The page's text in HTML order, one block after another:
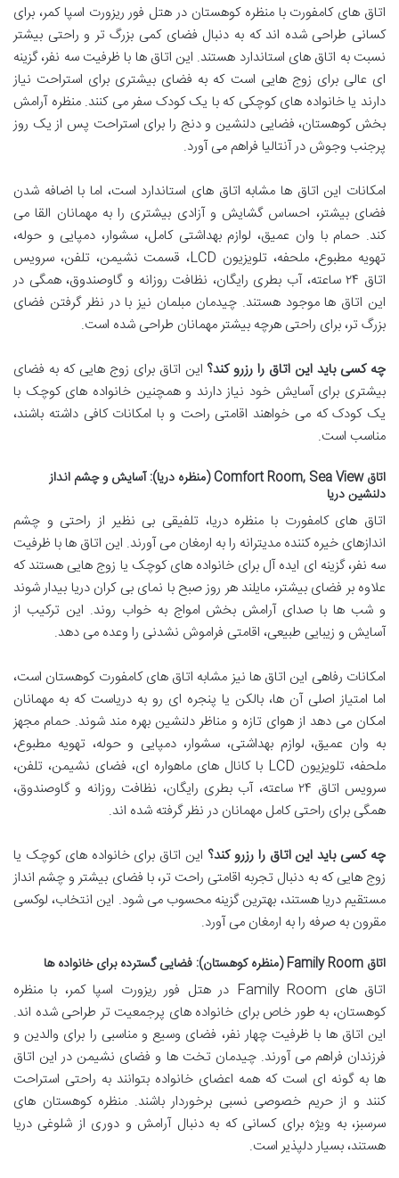
اتاق های کامفورت با منظره کوهستان در هتل فور ریزورت اسپا کمر، برای
کسانی طراحی شده اند که به دنبال فضای کمی بزرگ تر و راحتی بیشتر
نسبت به اتاق های استاندارد هستند. این اتاق ها با ظرفیت سه نفر، گزینه
ای عالی برای زوج هایی است که به فضای بیشتری برای استراحت نیاز
دارند یا خانواده های کوچکی که با یک کودک سفر می کنند. منظره آرامش
بخش کوهستان، فضایی دلنشین و دنج را برای استراحت پس از یک روز
پرجنب وجوش در آنتالیا فراهم می آورد.
امکانات این اتاق ها مشابه اتاق های استاندارد است، اما با اضافه شدن
فضای بیشتر، احساس گشایش و آزادی بیشتری را به مهمانان القا می
کند. حمام با وان عمیق، لوازم بهداشتی کامل، سشوار، دمپایی و حوله،
تهویه مطبوع، ملحفه، تلویزیون LCD، قسمت نشیمن، تلفن، سرویس
اتاق ۲۴ ساعته، آب بطری رایگان، نظافت روزانه و گاوصندوق، همگی در
این اتاق ها موجود هستند. چیدمان مبلمان نیز با در نظر گرفتن فضای
بزرگ تر، برای راحتی هرچه بیشتر مهمانان طراحی شده است.
چه کسی باید این اتاق را رزرو کند؟ این اتاق برای زوج هایی که به فضای
بیشتری برای آسایش خود نیاز دارند و همچنین خانواده های کوچک با
یک کودک که می خواهند اقامتی راحت و با امکانات کافی داشته باشند،
مناسب است.
اتاق Comfort Room, Sea View (منظره دریا): آسایش و چشم انداز
دلنشین دریا
اتاق های کامفورت با منظره دریا، تلفیقی بی نظیر از راحتی و چشم
اندازهای خیره کننده مدیترانه را به ارمغان می آورند. این اتاق ها با ظرفیت
سه نفر، گزینه ای ایده آل برای خانواده های کوچک یا زوج هایی هستند که
علاوه بر فضای بیشتر، مایلند هر روز صبح با نمای بی کران دریا بیدار شوند
و شب ها با صدای آرامش بخش امواج به خواب روند. این ترکیب از
آسایش و زیبایی طبیعی، اقامتی فراموش نشدنی را وعده می دهد.
امکانات رفاهی این اتاق ها نیز مشابه اتاق های کامفورت کوهستان است،
اما امتیاز اصلی آن ها، بالکن یا پنجره ای رو به دریاست که به مهمانان
امکان می دهد از هوای تازه و مناظر دلنشین بهره مند شوند. حمام مجهز
به وان عمیق، لوازم بهداشتی، سشوار، دمپایی و حوله، تهویه مطبوع،
ملحفه، تلویزیون LCD با کانال های ماهواره ای، فضای نشیمن، تلفن،
سرویس اتاق ۲۴ ساعته، آب بطری رایگان، نظافت روزانه و گاوصندوق،
همگی برای راحتی کامل مهمانان در نظر گرفته شده اند.
چه کسی باید این اتاق را رزرو کند؟ این اتاق برای خانواده های کوچک یا
زوج هایی که به دنبال تجربه اقامتی راحت تر، با فضای بیشتر و چشم انداز
مستقیم دریا هستند، بهترین گزینه محسوب می شود. این انتخاب، لوکسی
مقرون به صرفه را به ارمغان می آورد.
اتاق Family Room (منظره کوهستان): فضایی گسترده برای خانواده ها
اتاق های Family Room در هتل فور ریزورت اسپا کمر، با منظره
کوهستان، به طور خاص برای خانواده های پرجمعیت تر طراحی شده اند.
این اتاق ها با ظرفیت چهار نفر، فضای وسیع و مناسبی را برای والدین و
فرزندان فراهم می آورند. چیدمان تخت ها و فضای نشیمن در این اتاق
ها به گونه ای است که همه اعضای خانواده بتوانند به راحتی استراحت
کنند و از حریم خصوصی نسبی برخوردار باشند. منظره کوهستان های
سرسبز، به ویژه برای کسانی که به دنبال آرامش و دوری از شلوغی دریا
هستند، بسیار دلپذیر است.